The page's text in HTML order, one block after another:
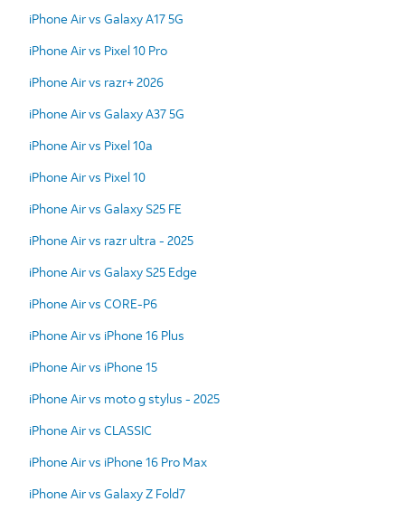
iPhone Air vs Galaxy A17 5G
iPhone Air vs Pixel 10 Pro
iPhone Air vs razr+ 2026
iPhone Air vs Galaxy A37 5G
iPhone Air vs Pixel 10a
iPhone Air vs Pixel 10
iPhone Air vs Galaxy S25 FE
iPhone Air vs razr ultra - 2025
iPhone Air vs Galaxy S25 Edge
iPhone Air vs CORE-P6
iPhone Air vs iPhone 16 Plus
iPhone Air vs iPhone 15
iPhone Air vs moto g stylus - 2025
iPhone Air vs CLASSIC
iPhone Air vs iPhone 16 Pro Max
iPhone Air vs Galaxy Z Fold7